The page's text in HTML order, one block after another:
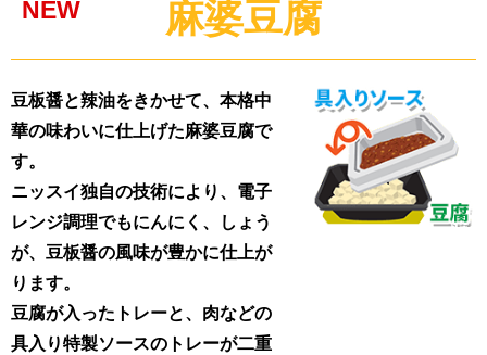
麻婆豆腐
NEW
豆板醤と辣油をきかせて、本格中
華の味わいに仕上げた麻婆豆腐で
す。
ニッスイ独自の技術により、電子
レンジ調理でもにんにく、しょう
が、豆板醤の風味が豊かに仕上が
ります。
豆腐が入ったトレーと、肉などの
具入り特製ソースのトレーが二重